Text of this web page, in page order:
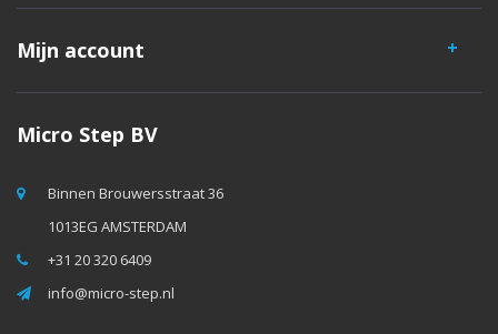
Mijn account
Micro Step BV
Binnen Brouwersstraat 36
1013EG AMSTERDAM
+31 20 320 6409
info@micro-step.nl